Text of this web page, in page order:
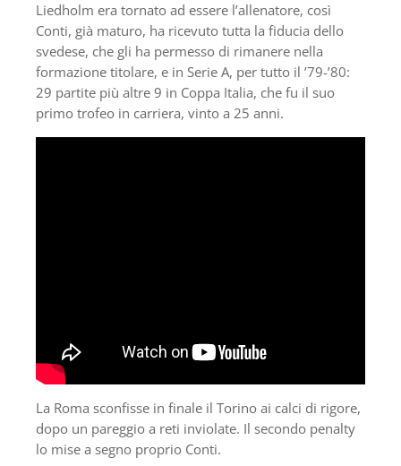
Liedholm era tornato ad essere l’allenatore, così
Conti, già maturo, ha ricevuto tutta la fiducia dello
svedese, che gli ha permesso di rimanere nella
formazione titolare, e in Serie A, per tutto il ’79-’80:
29 partite più altre 9 in Coppa Italia, che fu il suo
primo trofeo in carriera, vinto a 25 anni.
La Roma sconfisse in finale il Torino ai calci di rigore,
dopo un pareggio a reti inviolate. Il secondo penalty
lo mise a segno proprio Conti.